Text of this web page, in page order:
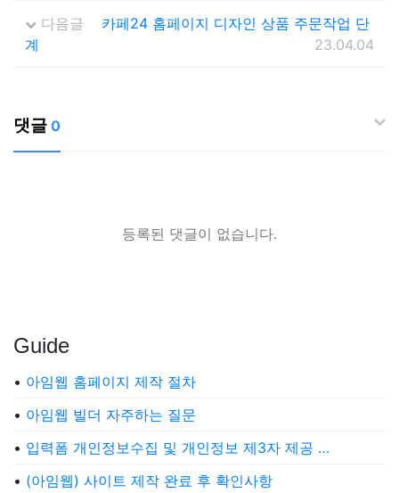
다음글
카페24 홈페이지 디자인 상품 주문작업 단
계
23.04.04
댓글 0
등록된 댓글이 없습니다.
Guide
• 아임웹 홈페이지 제작 절차
• 아임웹 빌더 자주하는 질문
• 입력폼 개인정보수집 및 개인정보 제3자 제공 …
• (아임웹) 사이트 제작 완료 후 확인사항